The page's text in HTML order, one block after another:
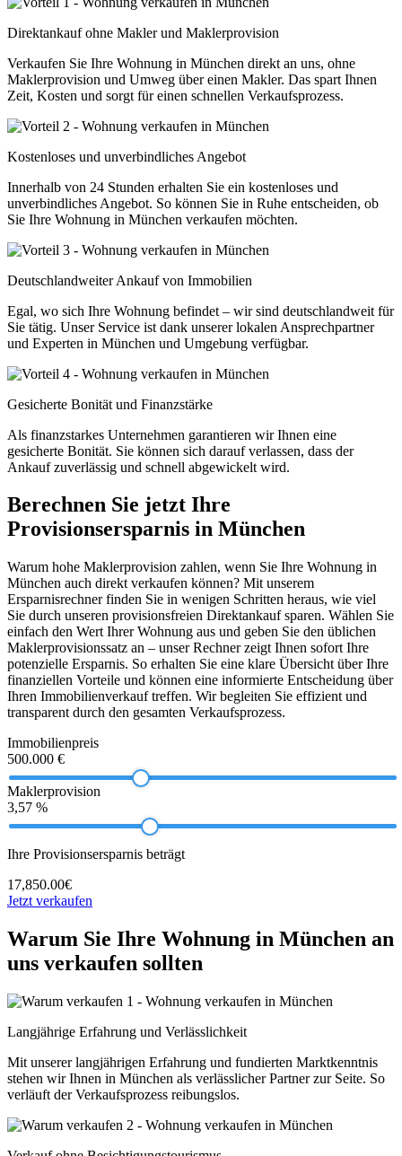
Direktankauf ohne Makler und Maklerprovision
Verkaufen Sie Ihre Wohnung in München direkt an uns, ohne
Maklerprovision und Umweg über einen Makler. Das spart Ihnen
Zeit, Kosten und sorgt für einen schnellen Verkaufsprozess.
Kostenloses und unverbindliches Angebot
Innerhalb von 24 Stunden erhalten Sie ein kostenloses und
unverbindliches Angebot. So können Sie in Ruhe entscheiden, ob
Sie Ihre Wohnung in München verkaufen möchten.
Deutschlandweiter Ankauf von Immobilien
Egal, wo sich Ihre Wohnung befindet – wir sind deutschlandweit für
Sie tätig. Unser Service ist dank unserer lokalen Ansprechpartner
und Experten in München und Umgebung verfügbar.
Gesicherte Bonität und Finanzstärke
Als finanzstarkes Unternehmen garantieren wir Ihnen eine
gesicherte Bonität. Sie können sich darauf verlassen, dass der
Ankauf zuverlässig und schnell abgewickelt wird.
Berechnen Sie jetzt Ihre
Provisionsersparnis in München
Warum hohe Maklerprovision zahlen, wenn Sie Ihre Wohnung in
München auch direkt verkaufen können? Mit unserem
Ersparnisrechner finden Sie in wenigen Schritten heraus, wie viel
Sie durch unseren provisionsfreien Direktankauf sparen. Wählen Sie
einfach den Wert Ihrer Wohnung aus und geben Sie den üblichen
Maklerprovisionssatz an – unser Rechner zeigt Ihnen sofort Ihre
potenzielle Ersparnis. So erhalten Sie eine klare Übersicht über Ihre
finanziellen Vorteile und können eine informierte Entscheidung über
Ihren Immobilienverkauf treffen. Wir begleiten Sie effizient und
transparent durch den gesamten Verkaufsprozess.
Immobilienpreis
500.000 €
Maklerprovision
3,57 %
Ihre Provisionsersparnis beträgt
17,850.00€
Jetzt verkaufen
Warum Sie Ihre Wohnung in München an
uns verkaufen sollten
Langjährige Erfahrung und Verlässlichkeit
Mit unserer langjährigen Erfahrung und fundierten Marktkenntnis
stehen wir Ihnen in München als verlässlicher Partner zur Seite. So
verläuft der Verkaufsprozess reibungslos.